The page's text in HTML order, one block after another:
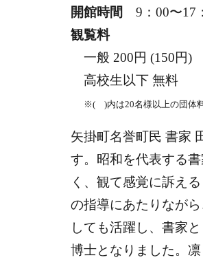
開館時間 9：00〜17
観覧料
一般 200円 (150円)
高校生以下 無料
※( )内は20名様以上の団体
矢掛町名誉町民 書家
す。昭和を代表する
く、観て感覚に訴え
の指導にあたりなが
しても活躍し、書家
博士となりました。